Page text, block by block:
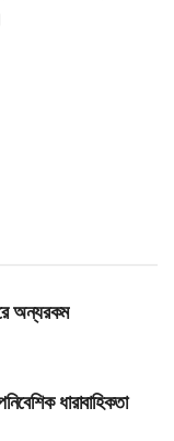
অন্যরকম
ধারাবাহিকতা